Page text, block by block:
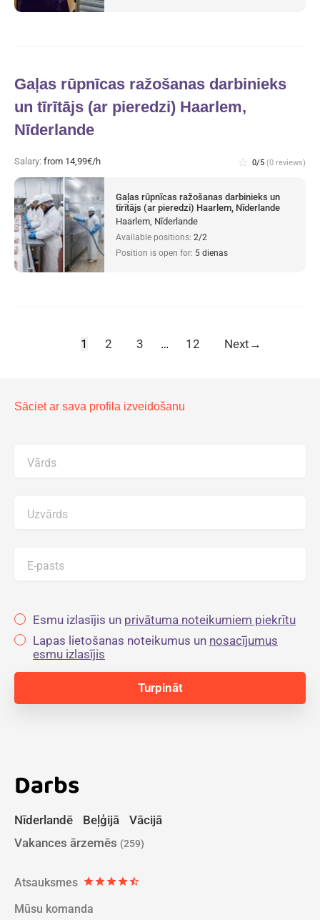
Gaļas rūpnīcas ražošanas darbinieks
un tīrītājs (ar pieredzi) Haarlem,
Nīderlande
Salary: from 14,99€/h star_border 0/5 (0 reviews)
Gaļas rūpnīcas ražošanas darbinieks un
tīrītājs (ar pieredzi) Haarlem, Nīderlande
Haarlem, Nīderlande
Available positions: 2/2
Position is open for: 5 dienas
1 2 3 … 12 Next →
Sāciet ar sava profila izveidošanu
Vārds
Uzvārds
E-pasts
Esmu izlasījis un privātuma noteikumiem piekrītu
Lapas lietošanas noteikumus un nosacījumus
esmu izlasījis
Darbs
Nīderlandē Beļģijā
Vācijā
Vakances ārzemēs (259)
Atsauksmes starstarstarstarstar_half
Mūsu komanda